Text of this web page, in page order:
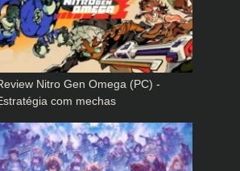
Nitro Gen Omega (PC) -
com mechas